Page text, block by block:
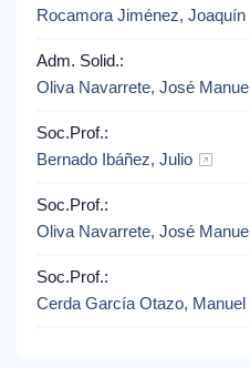
Rocamora Jiménez, Joaquín
Adm. Solid.:
Oliva Navarrete, José Manuel
Soc.Prof.:
Bernado Ibáñez, Julio
Soc.Prof.:
Oliva Navarrete, José Manuel
Soc.Prof.:
Cerda García Otazo, Manuel